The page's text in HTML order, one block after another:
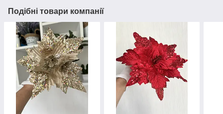
Подібні товари компанії